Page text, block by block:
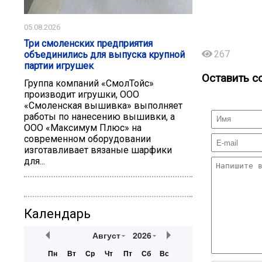
05.08.2026
Три смоленских предприятия
объединились для выпуска крупной
партии игрушек
Группа компаний «СмолТойс»
производит игрушки, ООО
«Смоленская вышивка» выполняет
работы по нанесению вышивки, а
ООО «Максимум Плюс» на
современном оборудовании
изготавливает вязаные шарфики
для...
Календарь
Август 2026
Пн Вт Ср Чт Пт Сб Вс
267
Оставить